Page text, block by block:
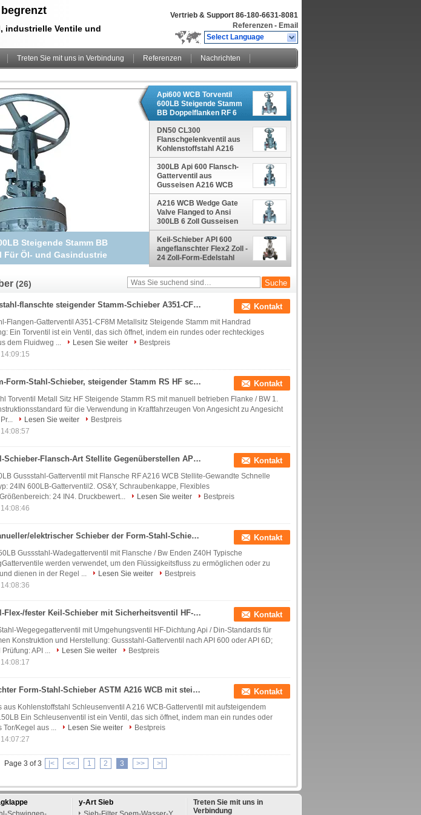
industrielle Ventile und
Vertrieb & Support 86-180-6631-8081
Referenzen - Email
Select Language
Treten Sie mit uns in Verbindung Referenzen
Nachrichten
Steigende Stamm BB
Für Öl- und Gasindustrie
Api600 WCB Torventil
600LB Steigende Stamm
BB Doppelflanken RF 6
Zoll Für Öl- und
Gasindustrie
DN50 CL300
Flanschgelenkventil aus
Kohlenstoffstahl A216
WCB Edelstahl Trim Pn50
Manuelle Ventile
300LB Api 600 Flansch-
Gatterventil aus
Gusseisen A216 WCB
Metall gesetzte
Industrieventile DN100
A216 WCB Wedge Gate
Valve Flanged to Ansi
300LB 6 Zoll Gusseisen
Stahl Steigende Stamm
Metallventile
Keil-Schieber API 600
angeflanschter Flex2 Zoll -
24 Zoll-Form-Edelstahl
(26)
Lärm-Edelstahl-flanschte steigender Stamm-Schieber A351-CF8M Metall Seat mit Handrad Kontakt
Flangen-Gatterventil A351-CF8M Metallsitz Steigende Stamm mit Handrad
Ein Torventil ist ein Ventil, das sich öffnet, indem ein rundes oder rechteckiges
dem Fluidweg ...
Lesen Sie weiter
Bestpreis
Soem-Lärm-Form-Stahl-Schieber, steigender Stamm RS HF schmiedete Stahlschieber Kontakt
Torventil Metall Sitz HF Steigende Stamm RS mit manuell betrieben Flanke / BW 1.
für die Verwendung in Kraftfahrzeugen Von Angesicht zu Angesicht
Lesen Sie weiter
Bestpreis
Form-Stahl-Schieber-Flansch-Art Stellite Gegenüberstellen API 24 Zoll-600LB gangbetrieben Kontakt
Gussstahl-Gatterventil mit Flansche RF A216 WCB Stellite-Gewandte Schnelle
24IN 600LB-Gatterventil2. OS&Y, Schraubenkappe, Flexibles
24 IN4. Druckbewert...
Lesen Sie weiter
Bestpreis
2" - 48" manueller/elektrischer Schieber der Form-Stahl-Schieber-Klassen-150, Kontakt
Gussstahl-Wadegatterventil mit Flansche / Bw Enden Z40H Typische
werden verwendet, um den Flüssigkeitsfluss zu ermöglichen oder zu
dienen in der Regel ...
Lesen Sie weiter
Bestpreis
Form-Stahl-Flex-/fester Keil-Schieber mit Sicherheitsventil HF-Dichtung API/LÄRM Standard Kontakt
Wegegegatterventil mit Umgehungsventil HF-Dichtung Api / Din-Standards für
Konstruktion und Herstellung: Gussstahl-Gatterventil nach API 600 oder API 6D;
API ...
Lesen Sie weiter
Bestpreis
Angeflanschter Form-Stahl-Schieber ASTM A216 WCB mit steigendem Stamm RS 150LB Kontakt
aus Kohlenstoffstahl Schleusenventil A 216 WCB-Gatterventil mit aufsteigendem
Ein Schleusenventil ist ein Ventil, das sich öffnet, indem man ein rundes oder
Tor/Kegel aus ...
Lesen Sie weiter
Bestpreis
Page 3 of 3 |< << 1 2 3 >> >|
y-Art Sieb
Treten Sie mit uns in
Verbindung